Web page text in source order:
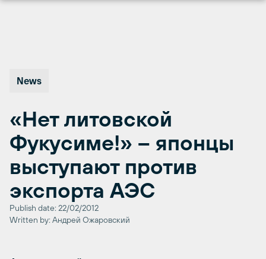
News
«Нет литовской
Фукусиме!» – японцы
выступают против
экспорта АЭС
Publish date: 22/02/2012
Written by: Андрей Ожаровский